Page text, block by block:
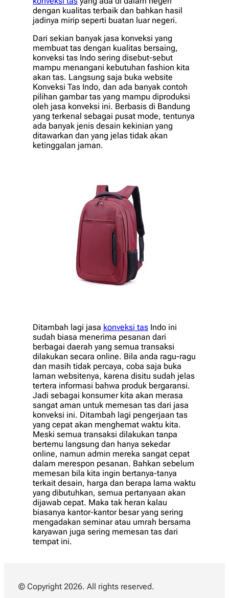
dengan kualitas terbaik dan bahkan hasil
jadinya mirip seperti buatan luar negeri.
Dari sekian banyak jasa konveksi yang
membuat tas dengan kualitas bersaing,
konveksi tas Indo sering disebut-sebut
mampu menangani kebutuhan fashion kita
akan tas. Langsung saja buka website
Konveksi Tas Indo, dan ada banyak contoh
pilihan gambar tas yang mampu diproduksi
oleh jasa konveksi ini. Berbasis di Bandung
yang terkenal sebagai pusat mode, tentunya
ada banyak jenis desain kekinian yang
ditawarkan dan yang jelas tidak akan
ketinggalan jaman.
Ditambah lagi jasa konveksi tas Indo ini
sudah biasa menerima pesanan dari
berbagai daerah yang semua transaksi
dilakukan secara online. Bila anda ragu-ragu
dan masih tidak percaya, coba saja buka
laman websitenya, karena disitu sudah jelas
tertera informasi bahwa produk bergaransi.
Jadi sebagai konsumer kita akan merasa
sangat aman untuk memesan tas dari jasa
konveksi ini. Ditambah lagi pengerjaan tas
yang cepat akan menghemat waktu kita.
Meski semua transaksi dilakukan tanpa
bertemu langsung dan hanya sekedar
online, namun admin mereka sangat cepat
dalam merespon pesanan. Bahkan sebelum
memesan bila kita ingin bertanya-tanya
terkait desain, harga dan berapa lama waktu
yang dibutuhkan, semua pertanyaan akan
dijawab cepat. Maka tak heran kalau
biasanya kantor-kantor besar yang sering
mengadakan seminar atau umrah bersama
karyawan juga sering memesan tas dari
tempat ini.
© Copyright 2026. All rights reserved.